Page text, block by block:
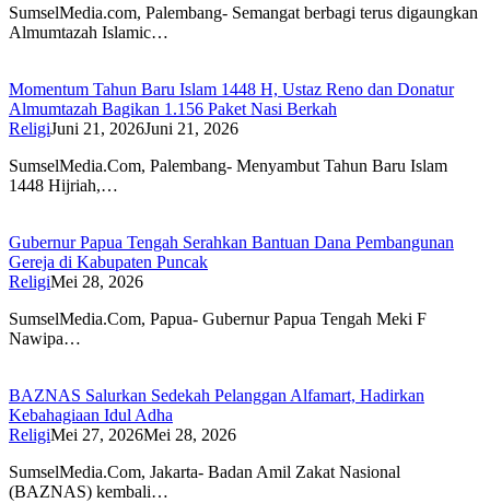
SumselMedia.com, Palembang- Semangat berbagi terus digaungkan
Almumtazah Islamic…
Momentum Tahun Baru Islam 1448 H, Ustaz Reno dan Donatur
Almumtazah Bagikan 1.156 Paket Nasi Berkah
ReligiJuni 21, 2026Juni 21, 2026
SumselMedia.Com, Palembang- Menyambut Tahun Baru Islam
1448 Hijriah,…
Gubernur Papua Tengah Serahkan Bantuan Dana Pembangunan
Gereja di Kabupaten Puncak
ReligiMei 28, 2026
SumselMedia.Com, Papua- Gubernur Papua Tengah Meki F
Nawipa…
BAZNAS Salurkan Sedekah Pelanggan Alfamart, Hadirkan
Kebahagiaan Idul Adha
ReligiMei 27, 2026Mei 28, 2026
SumselMedia.Com, Jakarta- Badan Amil Zakat Nasional
(BAZNAS) kembali…